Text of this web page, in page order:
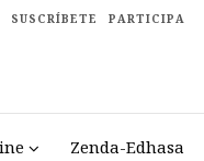
SUSCRÍBETE PARTICIPA
Zenda-Edhasa